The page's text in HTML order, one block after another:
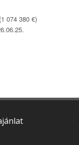
(1 074 380 €)